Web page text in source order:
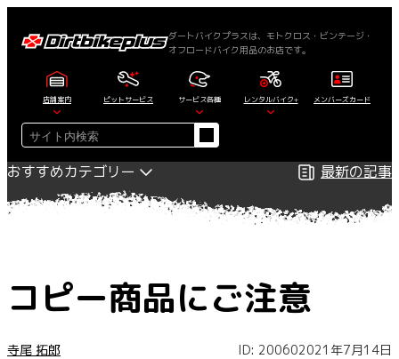
ダートバイクプラスは、モトクロス・ビンテージ・
オフロードバイク用品のお店です。
店舗案内 ピットサービス サービス各種 レンタルバイク+ メンバーズカード
検
索
おすすめカテゴリー
最新の記事
コピー商品にご注意
寺尾 拓郎 ID: 200602021年7月14日